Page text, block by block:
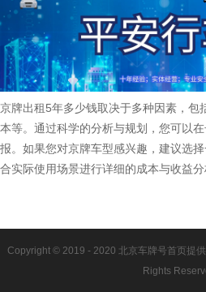
京牌出租5年多少钱取决于多种因素，包
本等。通过科学的分析与规划，您可以
报。如果您对京牌车型感兴趣，建议选
合实际使用场景进行详细的成本与收益分
Copyright © 2019 - 2020 北京车牌号首页提
Rights